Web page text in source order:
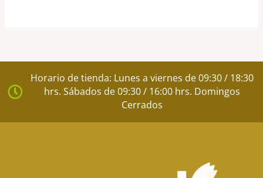
Horario de tienda: Lunes a viernes de 09:30 / 18:30
hrs. Sábados de 09:30 / 16:00 hrs. Domingos
Cerrados